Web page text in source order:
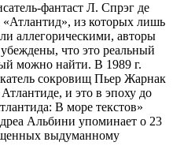
фантаст Л. Спрэг де
из которых лишь
аллегорическими, авторы
что это реальный
можно найти. В 1989 г.
сокровищ Пьер Жарнак
и это в эпоху до
В море текстов»
Альбини упоминает о 23
выдуманному